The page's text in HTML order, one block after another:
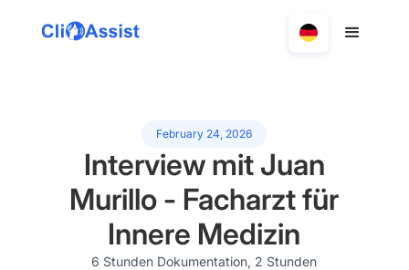
February 24, 2026
Interview mit Juan
Murillo - Facharzt für
Innere Medizin
6 Stunden Dokumentation, 2 Stunden